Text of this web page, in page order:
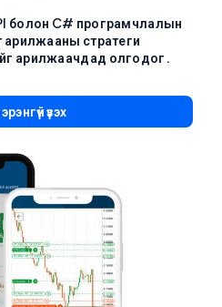
болон C# програмчлалын
арилжааны стратеги
арилжаачдад олгодог.
үзэх